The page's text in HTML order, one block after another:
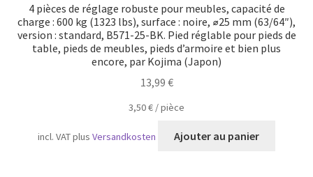
4 pièces de réglage robuste pour meubles, capacité de
charge : 600 kg (1323 lbs), surface : noire, ⌀25 mm (63/64″),
version : standard, B571-25-BK. Pied réglable pour pieds de
table, pieds de meubles, pieds d’armoire et bien plus
encore, par Kojima (Japon)
13,99 €
3,50€ /pièce
incl. VATplusVersandkosten Ajouter au panier